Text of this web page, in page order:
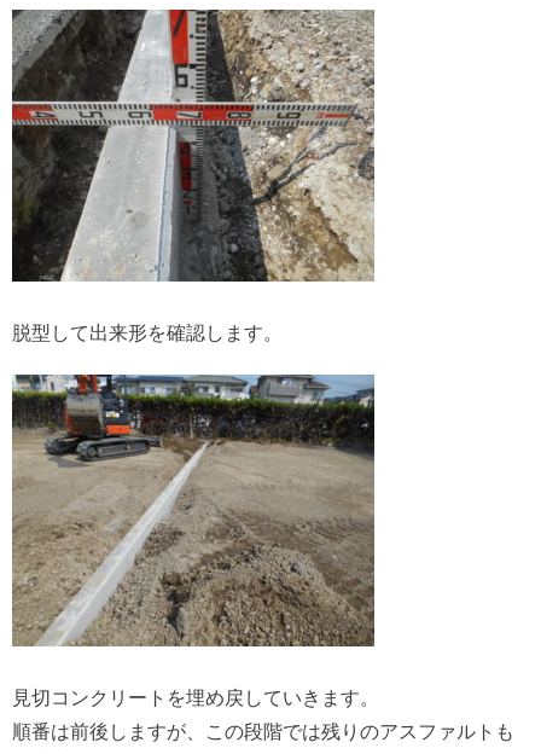
脱型して出来形を確認します。
見切コンクリートを埋め戻していきます。
順番は前後しますが、この段階では残りのアスファルトも